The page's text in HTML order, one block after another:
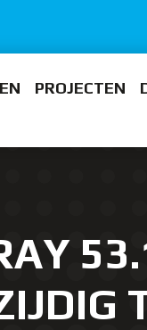
PROJECTEN